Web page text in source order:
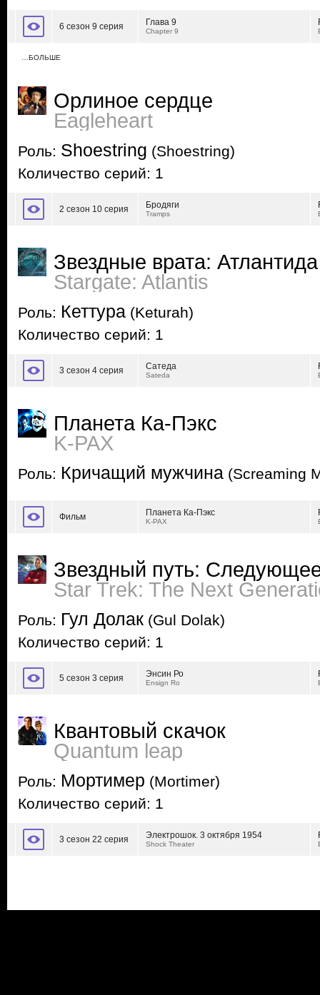
6 сезон 9 серия Глава 9
Chapter 9
…БОЛЬШЕ
Орлиное сердце
Eagleheart
Роль: Shoestring (Shoestring)
Количество серий: 1
2 сезон 10 серия Бродяги
Tramps
Звездные врата: Атлантида
Stargate: Atlantis
Роль: Кеттура (Keturah)
Количество серий: 1
3 сезон 4 серия Сатеда
Sateda
Планета Ка-Пэкс
K-PAX
Роль: Кричащий мужчина (Screaming
Фильм Планета Ка-Пэкс
K-PAX
Звездный путь:
Star Trek: The Next
Роль: Гул Долак (Gul Dolak)
Количество серий: 1
5 сезон 3 серия Энсин Ро
Ensign Ro
Квантовый скачок
Quantum leap
Роль: Мортимер (Mortimer)
Количество серий: 1
3 сезон 22 серия Электрошок. 3 октября 1954
Shock Theater